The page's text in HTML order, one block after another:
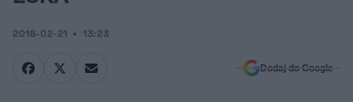
2018-02-21 13:23
Dodaj do Google